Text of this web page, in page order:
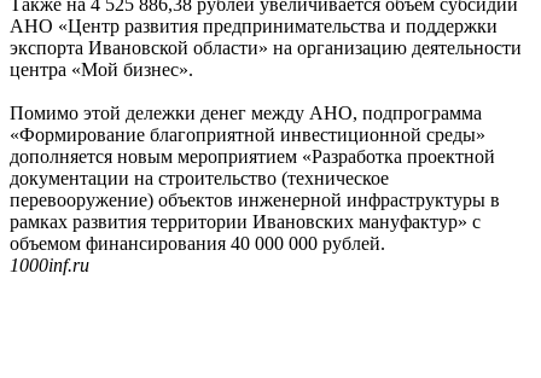
Также на 4 525 886,38 рублей увеличивается объем субсидии
АНО «Центр развития предпринимательства и поддержки
экспорта Ивановской области» на организацию деятельности
центра «Мой бизнес».
Помимо этой дележки денег между АНО, подпрограмма
«Формирование благоприятной инвестиционной среды»
дополняется новым мероприятием «Разработка проектной
документации на строительство (техническое
перевооружение) объектов инженерной инфраструктуры в
рамках развития территории Ивановских мануфактур» с
объемом финансирования 40 000 000 рублей.
1000inf.ru